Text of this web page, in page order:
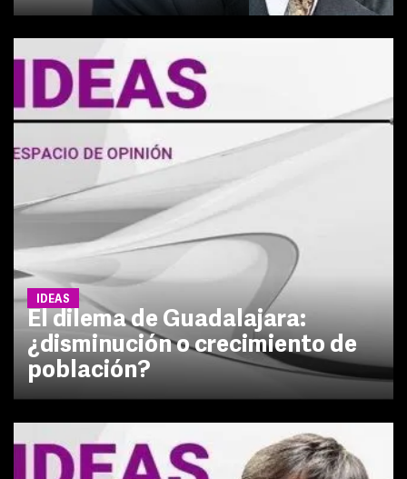
IDEAS
El dilema de Guadalajara:
¿disminución o crecimiento de
población?